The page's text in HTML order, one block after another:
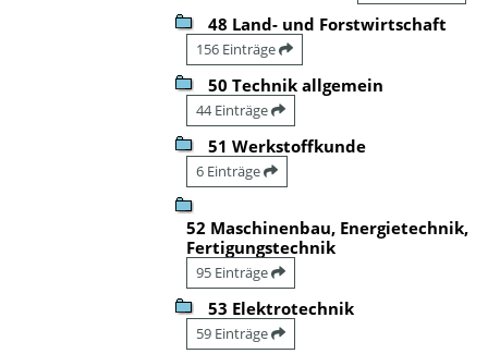
48 Land- und Forstwirtschaft
156 Einträge
50 Technik allgemein
44 Einträge
51 Werkstoffkunde
6 Einträge
52 Maschinenbau, Energietechnik,
Fertigungstechnik
95 Einträge
53 Elektrotechnik
59 Einträge